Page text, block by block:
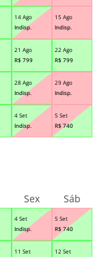
14 Ago
Indisp.
15 Ago
Indisp.
21 Ago
R$ 799
22 Ago
R$ 799
28 Ago
Indisp.
29 Ago
Indisp.
4 Set
Indisp.
5 Set
R$ 740
4 Set
Indisp.
5 Set
R$ 740
11 Set
12 Set
Sex Sáb